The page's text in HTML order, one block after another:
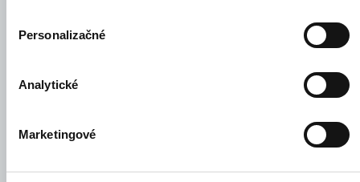
Personalizačné
Analytické
Marketingové